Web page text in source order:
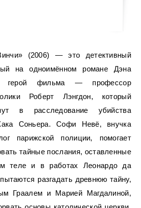
на одноимённом романе Дэна
герой фильма — профессор
Роберт Лэнгдон, который
в расследование убийства
Соньера. Софи Невё, внучка
парижской полиции, помогает
тайные послания, оставленные
теле и в работах Леонардо да
разгадать древнюю тайну,
Граалем и Марией Магдалиной,